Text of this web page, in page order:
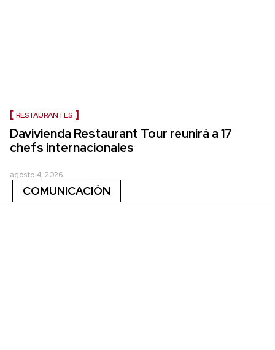
RESTAURANTES
Davivienda Restaurant Tour reunirá a 17
chefs internacionales
agosto 4, 2026
COMUNICACIÓN